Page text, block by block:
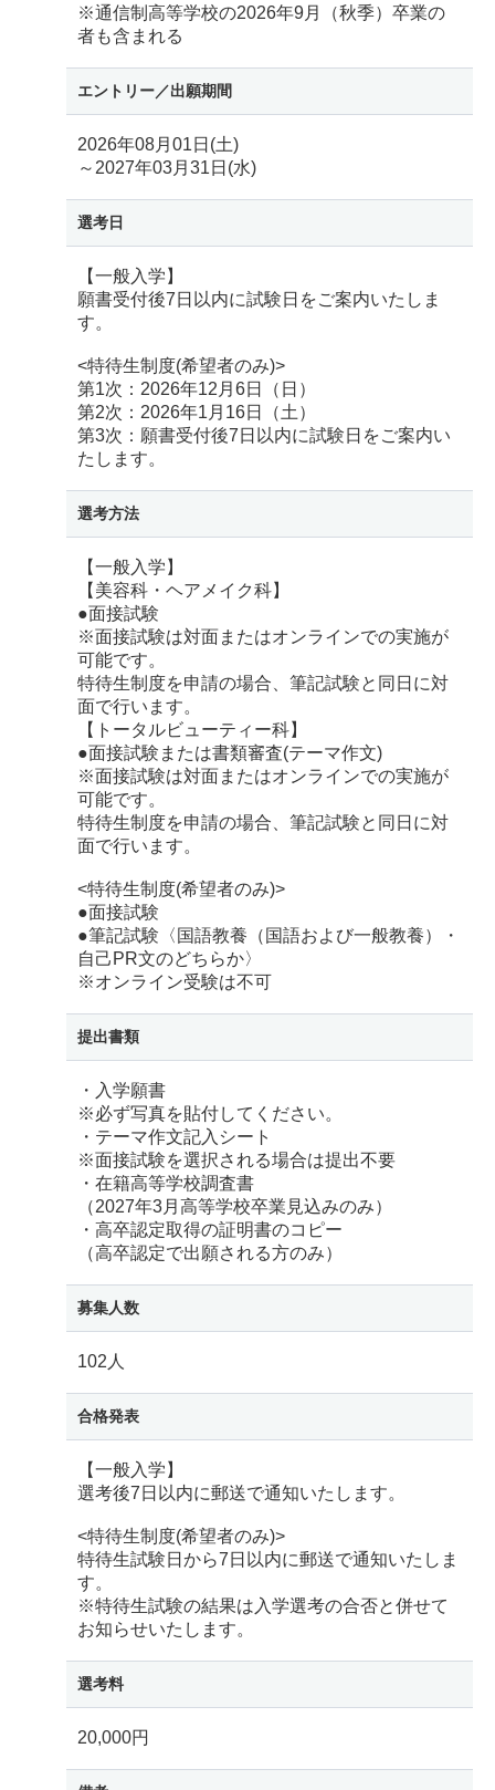
※通信制高等学校の2026年9月（秋季）卒業の
者も含まれる
エントリー／出願期間
2026年08月01日(土)
～2027年03月31日(水)
選考日
【一般入学】
願書受付後7日以内に試験日をご案内いたしま
す。
<特待生制度(希望者のみ)>
第1次：2026年12月6日（日）
第2次：2026年1月16日（土）
第3次：願書受付後7日以内に試験日をご案内い
たします。
選考方法
【一般入学】
【美容科・ヘアメイク科】
●面接試験
※面接試験は対面またはオンラインでの実施が
可能です。
特待生制度を申請の場合、筆記試験と同日に対
面で行います。
【トータルビューティー科】
●面接試験または書類審査(テーマ作文)
※面接試験は対面またはオンラインでの実施が
可能です。
特待生制度を申請の場合、筆記試験と同日に対
面で行います。
<特待生制度(希望者のみ)>
●面接試験
●筆記試験〈国語教養（国語および一般教養）・
自己PR文のどちらか〉
※オンライン受験は不可
提出書類
・入学願書
※必ず写真を貼付してください。
・テーマ作文記入シート
※面接試験を選択される場合は提出不要
・在籍高等学校調査書
（2027年3月高等学校卒業見込みのみ）
・高卒認定取得の証明書のコピー
（高卒認定で出願される方のみ）
募集人数
102人
合格発表
【一般入学】
選考後7日以内に郵送で通知いたします。
<特待生制度(希望者のみ)>
特待生試験日から7日以内に郵送で通知いたしま
す。
※特待生試験の結果は入学選考の合否と併せて
お知らせいたします。
選考料
20,000円